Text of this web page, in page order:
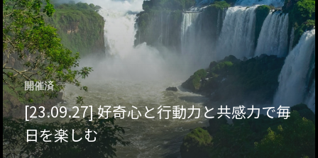
開催済
[23.09.27] 好奇心と行動力と共感力で毎
日を楽しむ
ハイパー縁側@東本
ハイパー縁側@阿倍
ハイパー縁側@新京
ハイパー縁側@塩屋
ハイパー縁側@梅田